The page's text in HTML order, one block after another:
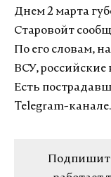
Днем 2 марта
Старовойт
По его словам,
ВСУ, российские
Есть
Telegram-канале.